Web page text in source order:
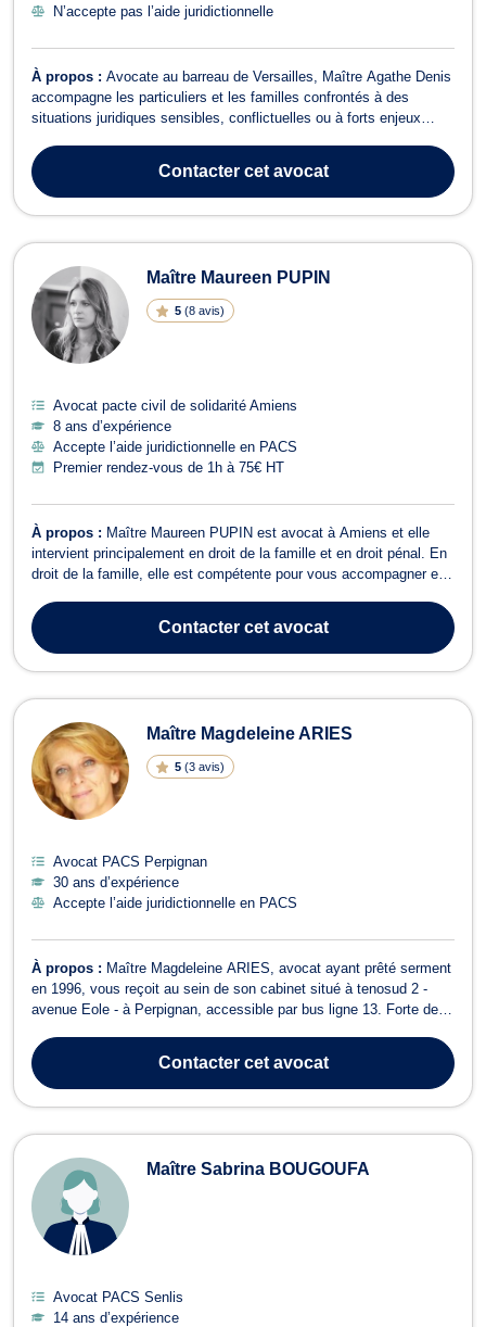
N’accepte pas l’aide juridictionnelle
À propos : Avocate au barreau de Versailles, Maître Agathe Denis
accompagne les particuliers et les familles confrontés à des
situations juridiques sensibles, conflictuelles ou à forts enjeux
des successions et droit pénal de la famille, tant en conseil qu'en
conten...
Contactercet avocat
Maître Maureen PUPIN
5 (8 avis)
Avocat pacte civil de solidarité Amiens
8 ans d’expérience
Accepte l’aide juridictionnelle en PACS
Premier rendez-vous de 1h à 75€ HT
À propos : Maître Maureen PUPIN est avocat à Amiens et elle
intervient principalement en droit de la famille et en droit pénal. En
droit de la famille, elle est compétente pour vous accompagner en
souhaitez obtenir des informations sur les procédures possibles :
divorce pour ...
Contactercet avocat
Maître Magdeleine ARIES
5 (3 avis)
Avocat PACS Perpignan
30 ans d’expérience
Accepte l’aide juridictionnelle en PACS
À propos : Maître Magdeleine ARIES, avocat ayant prêté serment
en 1996, vous reçoit au sein de son cabinet situé à tenosud 2 -
avenue Eole - à Perpignan, accessible par bus ligne 13. Forte de
assiste et vous conseille en droit de la famille en cas de partage
de succession entre ...Contactercet avocat
Maître Sabrina BOUGOUFA
Avocat PACS Senlis
14 ans d’expérience